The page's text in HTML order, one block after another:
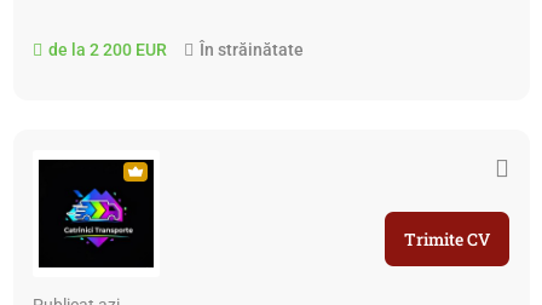
de la 2 200 EUR În străinătate
Trimite CV